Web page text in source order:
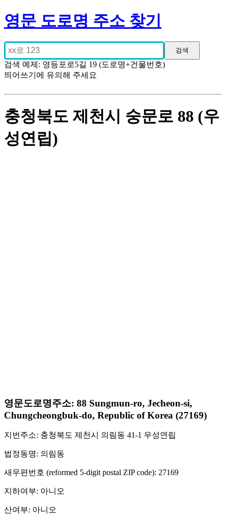
영문 도로명 주소 찾기
검색 예제: 영등포로5길 19 (도로명+건물번호)
띄어쓰기에 유의해 주세요
충청북도 제천시 숭문로 88 (우
성연립)
영문도로명주소: 88 Sungmun-ro, Jecheon-si,
Chungcheongbuk-do, Republic of Korea (27169)
지번주소: 충청북도 제천시 의림동 41-1 우성연립
법정동명: 의림동
새우편번호 (reformed 5-digit postal ZIP code): 27169
지하여부: 아니오
산여부: 아니오